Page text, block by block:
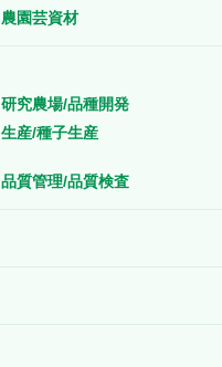
農園芸資材
研究農場/品種開発
生産/種子生産
品質管理/品質検査